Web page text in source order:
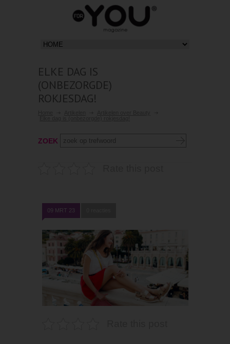
ELKE DAG IS
(ONBEZORGDE)
ROKJESDAG!
ZOEK
09 MRT 23